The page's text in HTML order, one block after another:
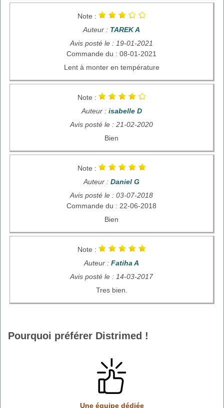
Note :
Auteur : TAREK A
Avis posté le : 19-01-2021
Commande du : 08-01-2021
Lent à monter en température
Note :
Auteur : isabelle D
Avis posté le : 21-02-2020
Bien
Note :
Auteur : Daniel G
Avis posté le : 03-07-2018
Commande du : 22-06-2018
Bien
Note :
Auteur : Fatiha A
Avis posté le : 14-03-2017
Tres bien.
Pourquoi préférer Distrimed !
Une équipe dédiée